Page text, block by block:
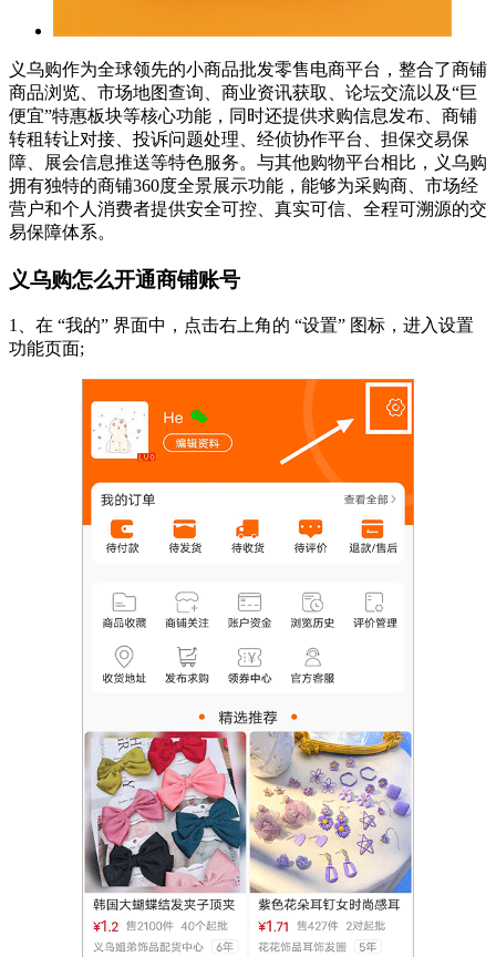
义乌购作为全球领先的小商品批发零售电商平台，整合了商铺
商品浏览、市场地图查询、商业资讯获取、论坛交流以及“巨
便宜”特惠板块等核心功能，同时还提供求购信息发布、商铺
转租转让对接、投诉问题处理、经侦协作平台、担保交易保
障、展会信息推送等特色服务。与其他购物平台相比，义乌购
拥有独特的商铺360度全景展示功能，能够为采购商、市场经
营户和个人消费者提供安全可控、真实可信、全程可溯源的交
易保障体系。
义乌购怎么开通商铺账号
1、在 “我的” 界面中，点击右上角的 “设置” 图标，进入设置
功能页面;